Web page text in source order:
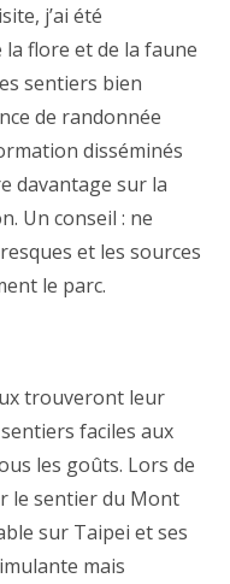
j’ai été
flore et de la faune
sentiers bien
de randonnée
disséminés
davantage sur la
Un conseil : ne
et les sources
le parc.
trouveront leur
faciles aux
les goûts. Lors de
le sentier du Mont
sur Taipei et ses
mais